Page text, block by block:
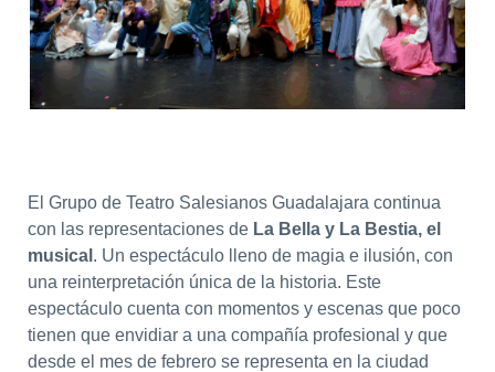
El Grupo de Teatro Salesianos Guadalajara continua
con las representaciones de La Bella y La Bestia, el
musical . Un espectáculo lleno de magia e ilusión, con
una reinterpretación única de la historia. Este
espectáculo cuenta con momentos y escenas que poco
tienen que envidiar a una compañía profesional y que
desde el mes de febrero se representa en la ciudad